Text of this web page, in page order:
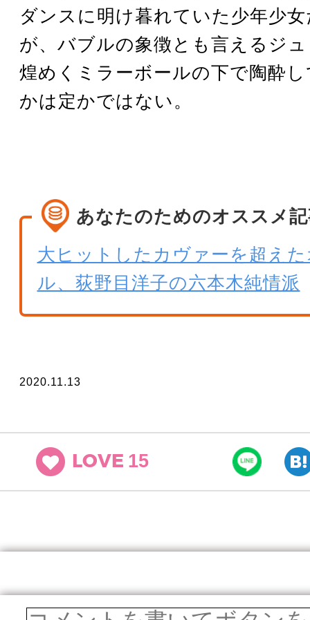
ダンスに明け暮れていた少年少
が、バブルの象徴とも言えるジ
煌めくミラーボールの下で陶酔
かは定かではない。
あなたのためのオススメ
大ヒットしたカヴァーを超え
ル、荻野目洋子の六本木純情派
2020.11.13
LOVE 15